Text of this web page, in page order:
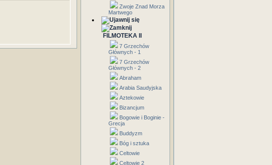
Zwoje Znad Morza
Martwego
FILMOTEKA II
7 Grzechów
Głównych - 1
7 Grzechów
Głównych - 2
Abraham
Arabia Saudyjska
Aztekowie
Bizancjum
Bogowie i Boginie -
Grecja
Buddyzm
Bóg i sztuka
Celtowie
Celtowie 2